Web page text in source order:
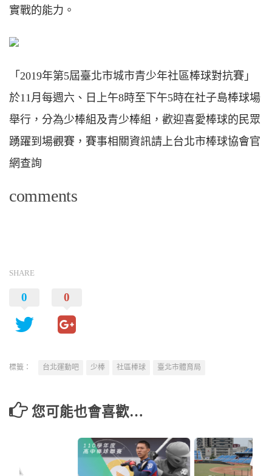
實戰的能力。
「2019年第5屆臺北市城市青少年社區棒球對抗賽」
於11月每週六、日上午8時至下午5時在社子島棒球場
舉行，分為少棒組及青少棒組，歡迎喜愛棒球的民眾
踴躍到場觀賽，賽事相關資訊請上台北市棒球協會官
網查詢
comments
SHARE
0 0
標籤： 台北運動吧 少棒 社區棒球 臺北市體育局
您可能也會喜歡…